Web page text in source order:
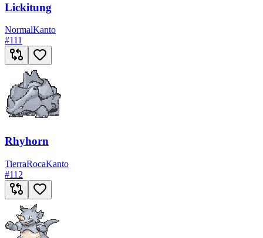
Lickitung
NormalKanto
#111
Rhyhorn
TierraRocaKanto
#112